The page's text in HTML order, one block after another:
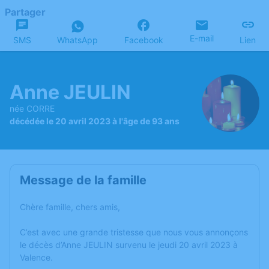
Partager
SMS WhatsApp Facebook E-mail Lien
Anne JEULIN
née CORRE
décédée le 20 avril 2023 à l'âge de 93 ans
Message de la famille
Chère famille, chers amis,
C’est avec une grande tristesse que nous vous annonçons
le décès d’Anne JEULIN survenu le jeudi 20 avril 2023 à
Valence.